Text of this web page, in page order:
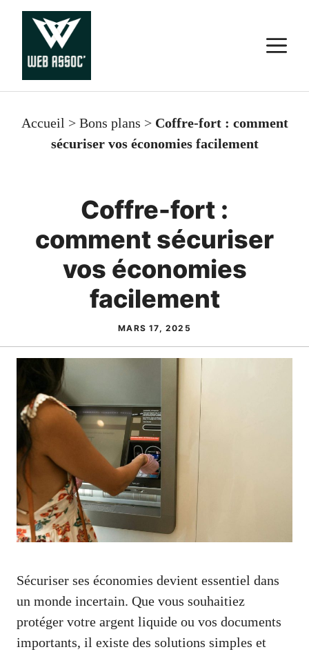
Aller
Accueil > Bons plans > Coffre-fort : comment
sécuriser vos économies facilement
Coffre-fort :
comment sécuriser
vos économies
facilement
MARS 17, 2025
Sécuriser ses économies devient essentiel dans
un monde incertain. Que vous souhaitiez
protéger votre argent liquide ou vos documents
importants, il existe des solutions simples et